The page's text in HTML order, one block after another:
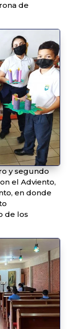
de
y segundo
el Adviento,
en donde
de los